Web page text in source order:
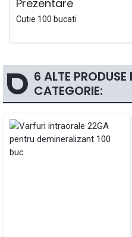
Prezentare
Cutie 100 bucati
6 ALTE PRODUSE
CATEGORIE: